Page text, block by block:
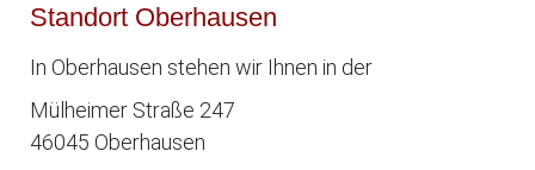
Standort Oberhausen
In Oberhausen stehen wir Ihnen in der
Mülheimer Straße 247
46045 Oberhausen